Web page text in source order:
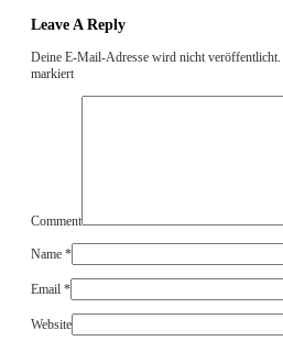
Leave A Reply
Deine E-Mail-Adresse wird nicht veröffentlicht.
markiert
Comment
Name *
Email *
Website